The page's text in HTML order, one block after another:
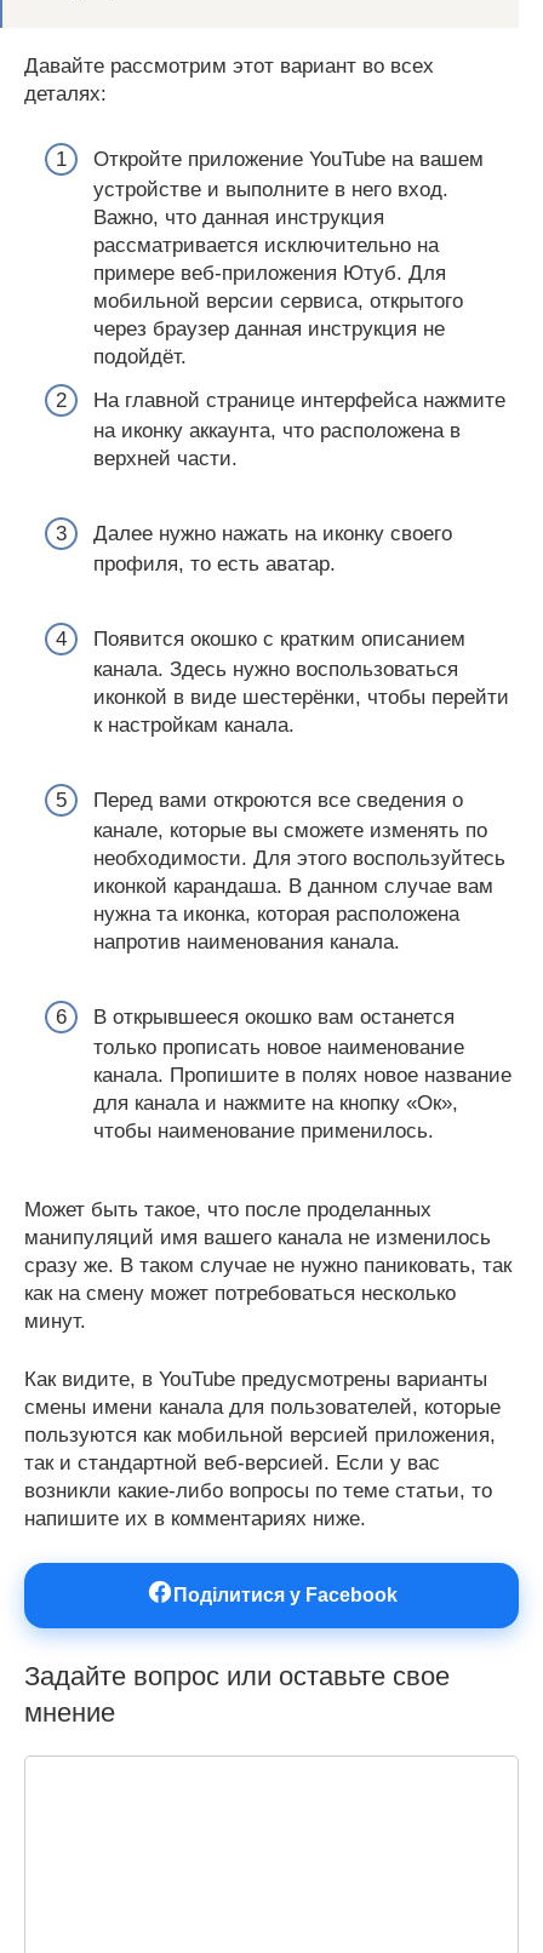
Давайте рассмотрим этот вариант во всех
деталях:
Откройте приложение YouTube на вашем
устройстве и выполните в него вход.
Важно, что данная инструкция
рассматривается исключительно на
примере веб-приложения Ютуб. Для
мобильной версии сервиса, открытого
через браузер данная инструкция не
подойдёт.
На главной странице интерфейса нажмите
на иконку аккаунта, что расположена в
верхней части.
Далее нужно нажать на иконку своего
профиля, то есть аватар.
Появится окошко с кратким описанием
канала. Здесь нужно воспользоваться
иконкой в виде шестерёнки, чтобы перейти
к настройкам канала.
Перед вами откроются все сведения о
канале, которые вы сможете изменять по
необходимости. Для этого воспользуйтесь
иконкой карандаша. В данном случае вам
нужна та иконка, которая расположена
напротив наименования канала.
В открывшееся окошко вам останется
только прописать новое наименование
канала. Пропишите в полях новое название
для канала и нажмите на кнопку «Ок»,
чтобы наименование применилось.
Может быть такое, что после проделанных
манипуляций имя вашего канала не изменилось
сразу же. В таком случае не нужно паниковать, так
как на смену может потребоваться несколько
минут.
Как видите, в YouTube предусмотрены варианты
смены имени канала для пользователей, которые
пользуются как мобильной версией приложения,
так и стандартной веб-версией. Если у вас
возникли какие-либо вопросы по теме статьи, то
напишите их в комментариях ниже.
Поділитися у Facebook
Задайте вопрос или оставьте свое
мнение